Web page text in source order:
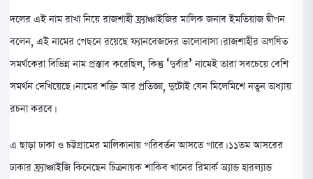
দলের এই নাম রাখা নিয়ে রাজশাহী ফ্র্যাঞ্চাইজির মালিক জনাব ইমতিয়াজ দ্বীপন
বলেন, এই নামের পেছনে রয়েছে ফ্যানবেজদের ভালোবাসা। রাজশাহীর অগণিত
সমর্থকেরা বিভিন্ন নাম প্রস্তাব করেছিল, কিন্তু ‘দুর্বার’ নামেই তারা সবচেয়ে বেশি
সমর্থন দেখিয়েছে। নামের শক্তি আর প্রতিজ্ঞা, দুটোই যেন মিলেমিশে নতুন অধ্যায়
রচনা করবে।
এ ছাড়া ঢাকা ও চট্টগ্রামের মালিকানায় পরিবর্তন আসতে পারে।১১তম আসরের
ঢাকার ফ্র্যাঞ্চাইজি কিনেছেন চিত্রনায়ক শাকিব খানের রিমার্ক অ্যান্ড হারল্যান্ড